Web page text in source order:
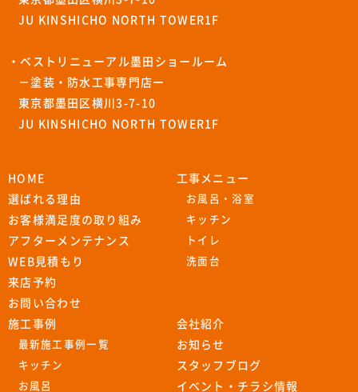
JU KINSHICHO NORTH TOWER1F
・ベストリニューアル墨田ショールーム
－塗装・防水工事専門店ー
東京都墨田区横川3-7-10
JU KINSHICHO NORTH TOWER1F
HOME
選ばれる理由
お客様満足度の取り組み
アフターメンテナンス
WEB見積もり
来店予約
お問い合わせ
工事メニュー
お風呂・浴室
キッチン
トイレ
洗面台
施工事例
最新施工事例一覧
キッチン
お風呂
会社紹介
お知らせ
スタッフブログ
イベント・チラシ情報